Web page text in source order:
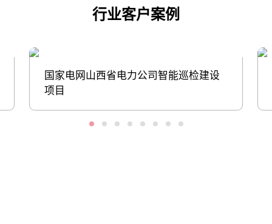
行业客户案例
国家电网山西省电力公司智能巡检建设
项目